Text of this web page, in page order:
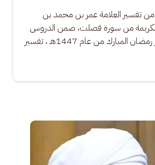
تفسير العلامة عمر بن محمد بن
من سورة فصلت، ضمن الدروس
الصباحية لشهر رمضان المبارك من عام 1447هـ ، تفسير